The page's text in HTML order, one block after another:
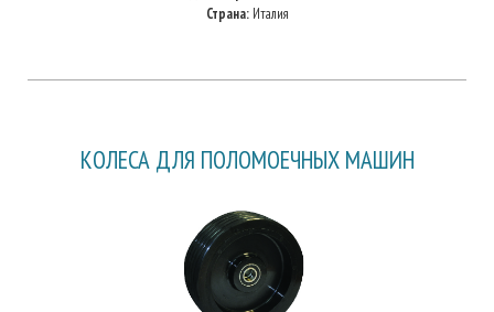
Страна:Италия
КОЛЕСА ДЛЯ ПОЛОМОЕЧНЫХ МАШИН